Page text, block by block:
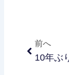
前へ